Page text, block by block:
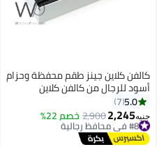
كالفن كلاين جينز طقم محفظة وحزام
أسود للرجال من كالفن كلاين
5.0
7
2,245
2,900خصم 22% #8 في محافظ رجالية
توصيل مجاني
#8 في محافظ رجالية